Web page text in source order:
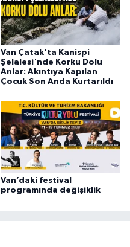
Van Çatak'ta Kanispi
Şelalesi'nde Korku Dolu
Anlar: Akıntıya Kapılan
Çocuk Son Anda Kurtarıldı
Van’daki festival
programında değişiklik